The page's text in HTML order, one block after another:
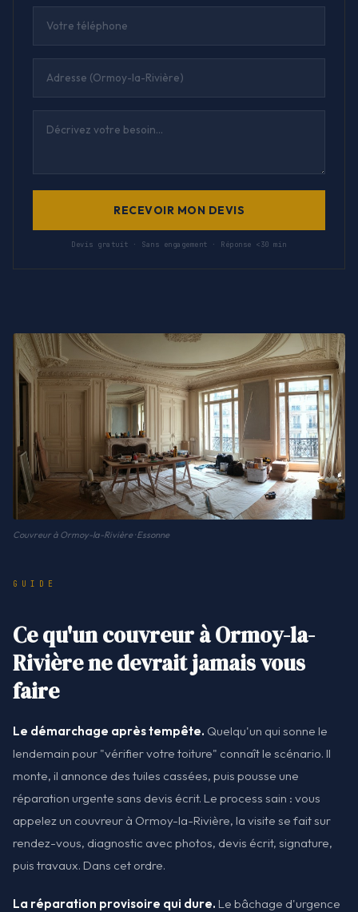
RECEVOIR MON DEVIS
Devis gratuit · Sans engagement · Réponse <30 min
Couvreur à Ormoy-la-Rivière · Essonne
GUIDE
Ce qu'un couvreur à Ormoy-la-
Rivière ne devrait jamais vous
faire
Le démarchage après tempête. Quelqu'un qui sonne le
lendemain pour "vérifier votre toiture" connaît le scénario. Il
monte, il annonce des tuiles cassées, puis pousse une
réparation urgente sans devis écrit. Le process sain : vous
appelez un couvreur à Ormoy-la-Rivière, la visite se fait sur
rendez-vous, diagnostic avec photos, devis écrit, signature,
puis travaux. Dans cet ordre.
La réparation provisoire qui dure. Le bâchage d'urgence